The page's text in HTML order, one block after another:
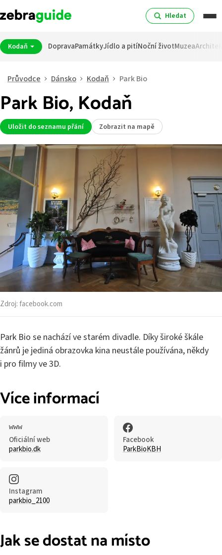
Hledat
Kodaň DopravaPamátkyJídlo a pitíNoční životMuzea
Průvodce Dánsko Kodaň Park Bio
Park Bio, Kodaň
Uložit do seznamu přání Zobrazit na mapě
Zdroj:facebook.com
Park Bio se nachází ve starém divadle. Díky široké škále
žánrů je jediná obrazovka kina neustále používána, někdy
i pro filmy ve 3D.
Více informací
Oficiální web
parkbio.dk
Facebook
ParkBioKBH
Instagram
parkbio_2100
Jak se dostat na místo